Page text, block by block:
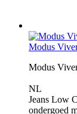
Modus
Modus
NL
Jeans Low
ondergoed